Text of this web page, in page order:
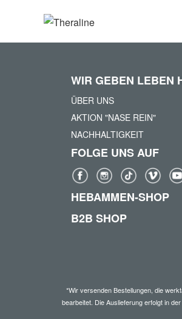
WIR GEBEN LEBEN
ÜBER UNS
AKTION "NASE REIN"
NACHHALTIGKEIT
FOLGE UNS AUF
HEBAMMEN-SHOP
B2B SHOP
*Wir versenden Bestellungen, die
bearbeitet. Die Auslieferung erfolgt in